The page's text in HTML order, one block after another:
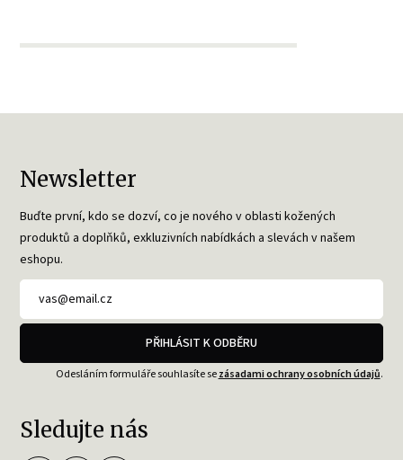
Newsletter
Buďte první, kdo se dozví, co je nového v oblasti kožených
produktů a doplňků, exkluzivních nabídkách a slevách v našem
eshopu.
PŘIHLÁSIT K ODBĚRU
Odesláním formuláře souhlasíte sezásadami ochrany osobních údajů.
Sledujte nás